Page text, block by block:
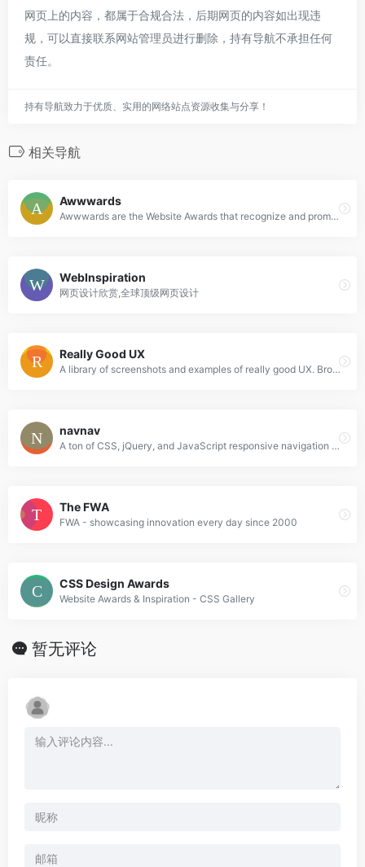
网页上的内容，都属于合规合法，后期网页的内容如出现违
规，可以直接联系网站管理员进行删除，持有导航不承担任何
责任。
持有导航致力于优质、实用的网络站点资源收集与分享！
相关导航
Awwwards
Awwwards are the Website Awards that recognize and promote the talent and effort of the best developers, designers and web agencies in the world.
WebInspiration
网页设计欣赏,全球顶级网页设计
Really Good UX
A library of screenshots and examples of really good UX. Brought to you by
navnav
A ton of CSS, jQuery, and JavaScript responsive navigation examples, demos, and tutorials from all over the web.
The FWA
FWA - showcasing innovation every day since 2000
CSS Design Awards
Website Awards & Inspiration - CSS Gallery
暂无评论